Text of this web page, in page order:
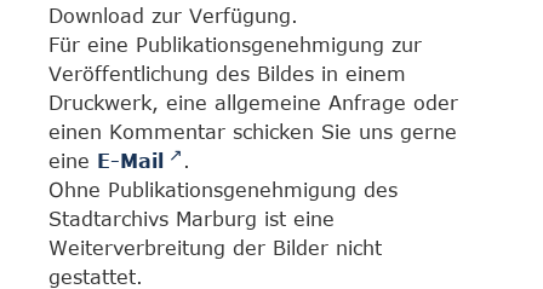
Download zur Verfügung.
Für eine Publikationsgenehmigung zur
Veröffentlichung des Bildes in einem
Druckwerk, eine allgemeine Anfrage oder
einen Kommentar schicken Sie uns gerne
eine E-Mail
.
Ohne Publikationsgenehmigung des
Stadtarchivs Marburg ist eine
Weiterverbreitung der Bilder nicht
gestattet.